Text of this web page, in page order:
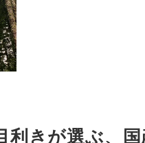
利きが選ぶ、